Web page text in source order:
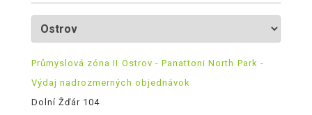
Průmyslová zóna II Ostrov - Panattoni North Park -
Výdaj nadrozmerných objednávok
Dolní Žďár 104